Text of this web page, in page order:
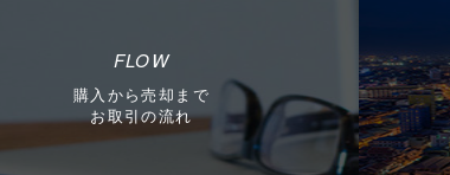
FLOW
購入から売却まで
お取引の流れ